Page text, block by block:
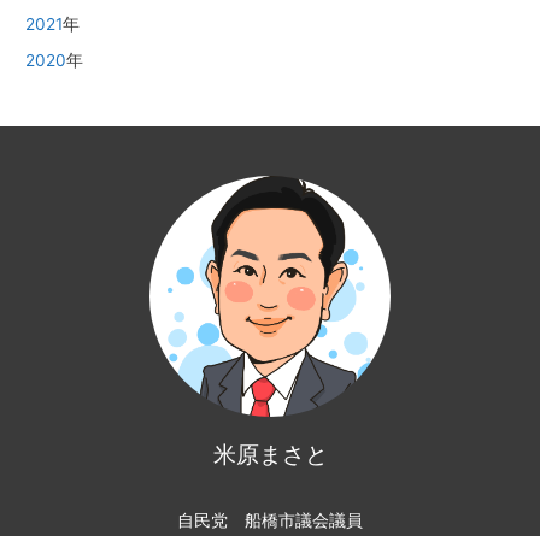
2021年
2020年
米原まさと
自民党 船橋市議会議員